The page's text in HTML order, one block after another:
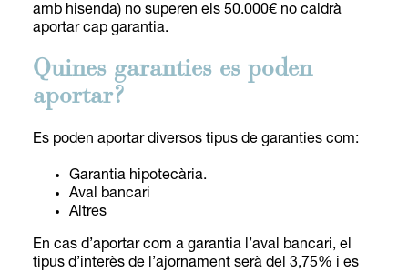
amb hisenda) no superen els 50.000€ no caldrà
aportar cap garantia.
Quines garanties es poden
aportar?
Es poden aportar diversos tipus de garanties com:
Garantia hipotecària.
Aval bancari
Altres
En cas d’aportar com a garantia l’aval bancari, el
tipus d’interès de l’ajornament serà del 3,75% i es